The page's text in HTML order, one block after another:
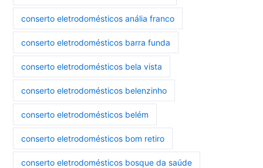
conserto eletrodomésticos anália franco
conserto eletrodomésticos barra funda
conserto eletrodomésticos bela vista
conserto eletrodomésticos belenzinho
conserto eletrodomésticos belém
conserto eletrodomésticos bom retiro
conserto eletrodomésticos bosque da saúde